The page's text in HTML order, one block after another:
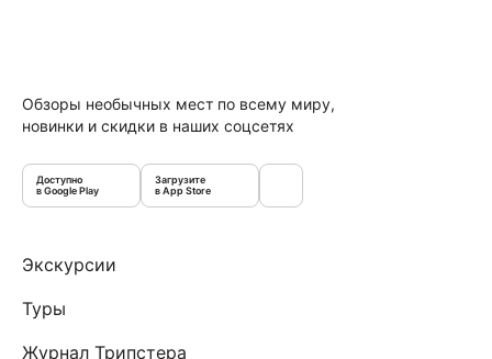
Обзоры необычных мест по всему миру,
новинки и скидки в наших соцсетях
Доступно
в Google Play
Загрузите
в App Store
Экскурсии
Туры
Журнал Трипстера